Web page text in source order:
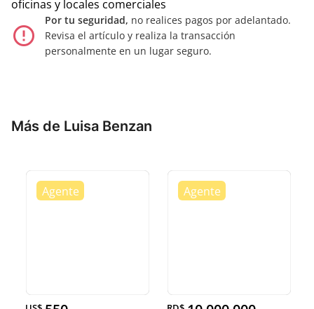
oficinas y locales comerciales
error_outline
Por tu seguridad, no realices pagos por adelantado.
Revisa el artículo y realiza la transacción
personalmente en un lugar seguro.
Más de Luisa Benzan